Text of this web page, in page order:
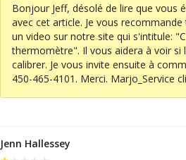
Bonjour Jeff, désolé de lire que vous
avec cet article. Je vous
un video sur notre site qui s'intitule:
thermomètre". Il vous aidera à voir
calibrer. Je vous invite ensuite à
450-465-4101. Merci. Marjo_Service
Jenn Hallessey